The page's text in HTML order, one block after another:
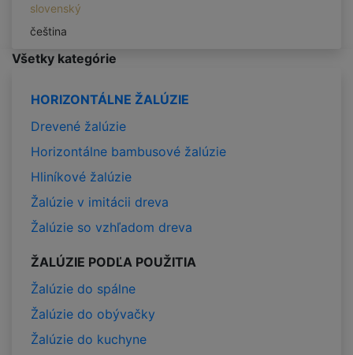
slovenský
čeština
Všetky kategórie
HORIZONTÁLNE ŽALÚZIE
Drevené žalúzie
Horizontálne bambusové žalúzie
Hliníkové žalúzie
Žalúzie v imitácii dreva
Žalúzie so vzhľadom dreva
ŽALÚZIE PODĽA POUŽITIA
Žalúzie do spálne
Žalúzie do obývačky
Žalúzie do kuchyne